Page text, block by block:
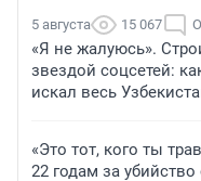
5 августа 15 067
«Я не жалуюсь».
звездой соцсетей:
искал весь
«Это тот, кого ты
22 годам за